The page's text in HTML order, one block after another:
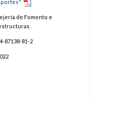
de Fomento e
87138-81-2